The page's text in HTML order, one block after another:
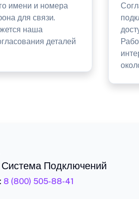
имени и номера
для связи.
наша
деталей
Подключений
8 (800) 505-88-41